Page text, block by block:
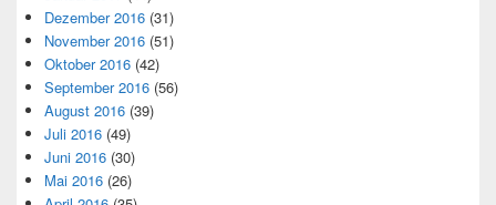
Dezember 2016 (31)
November 2016 (51)
Oktober 2016 (42)
September 2016 (56)
August 2016 (39)
Juli 2016 (49)
Juni 2016 (30)
Mai 2016 (26)